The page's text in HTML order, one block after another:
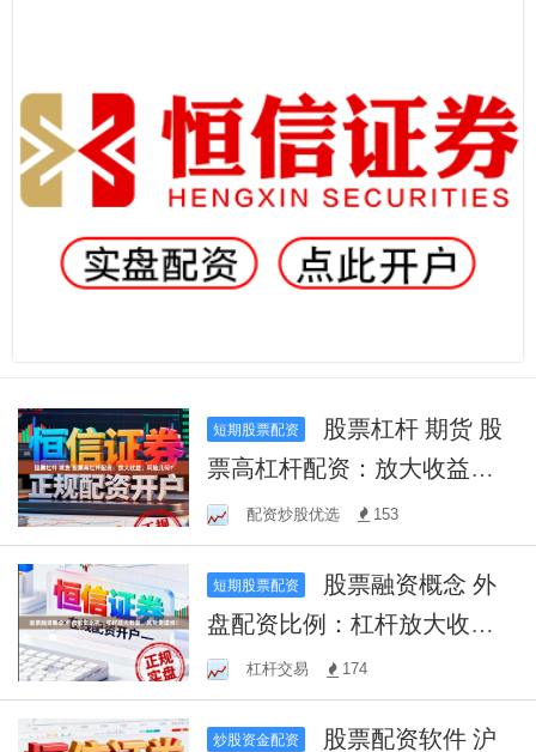
短期股票配资
票高杠杆配资：放大收益，
风险几何？
配资炒股优选 153
短期股票配资
盘配资比例：杠杆放大收
益，风险需谨慎！
杠杆交易 174
炒股资金配资